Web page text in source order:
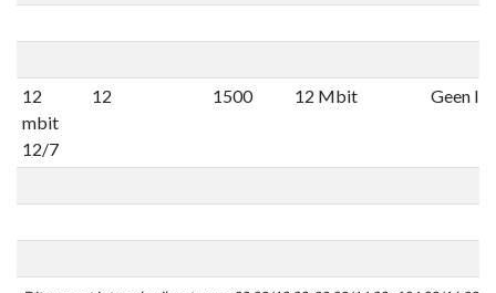
12
mbit
12/7
12 1500 12 Mbit Geen